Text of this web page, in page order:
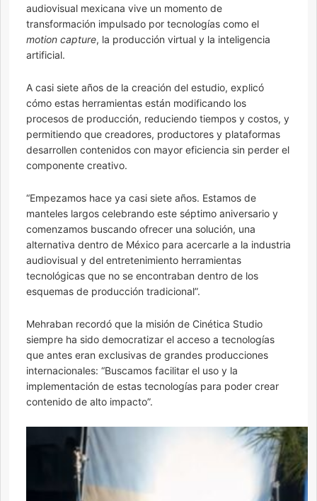
audiovisual mexicana vive un momento de
transformación impulsado por tecnologías como el
motion capture, la producción virtual y la inteligencia
artificial.
A casi siete años de la creación del estudio, explicó
cómo estas herramientas están modificando los
procesos de producción, reduciendo tiempos y costos, y
permitiendo que creadores, productores y plataformas
desarrollen contenidos con mayor eficiencia sin perder el
componente creativo.
“Empezamos hace ya casi siete años. Estamos de
manteles largos celebrando este séptimo aniversario y
comenzamos buscando ofrecer una solución, una
alternativa dentro de México para acercarle a la industria
audiovisual y del entretenimiento herramientas
tecnológicas que no se encontraban dentro de los
esquemas de producción tradicional”.
Mehraban recordó que la misión de Cinética Studio
siempre ha sido democratizar el acceso a tecnologías
que antes eran exclusivas de grandes producciones
internacionales: “Buscamos facilitar el uso y la
implementación de estas tecnologías para poder crear
contenido de alto impacto”.